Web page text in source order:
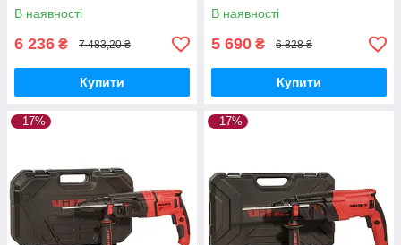
В наявності
6 236 ₴ 7 483,20 ₴
Купити
В наявності
5 690 ₴ 6 828 ₴
Купити
–17% –17%